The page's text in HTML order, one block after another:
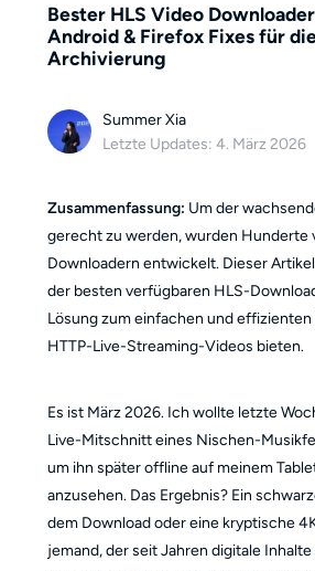
Bester HLS Video
Android & Firefox Fixes für
Archivierung
Summer Xia
Letzte Updates: 4. März 2026
Zusammenfassung: Um der
gerecht zu werden, wurden Hunderte
Downloadern entwickelt. Dieser
der besten verfügbaren HLS-
Lösung zum einfachen und
HTTP-Live-Streaming-Videos bieten.
Es ist März 2026. Ich wollte letzte
Live-Mitschnitt eines Nischen-
um ihn später offline auf meinem
anzusehen. Das Ergebnis? Ein
dem Download oder eine kryptische
jemand, der seit Jahren digitale